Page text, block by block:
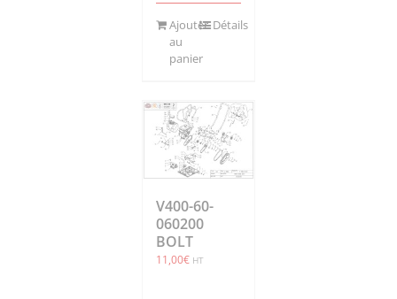
Ajouter
au
panier
Détails
V400-60-
060200
BOLT
11,00€ HT